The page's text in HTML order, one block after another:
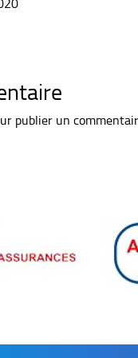
publier un